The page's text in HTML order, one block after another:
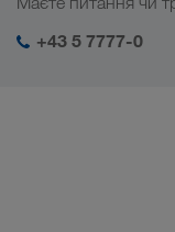
Центральна Азія
Близький Схід
Соціальна
Менеджмент SHEQ
+43 5 7777-0